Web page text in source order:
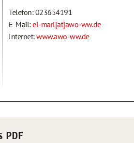
Telefon: 023654191
E-Mail:el-marl[at]awo-ww.de
Internet:www.awo-ww.de
PDF